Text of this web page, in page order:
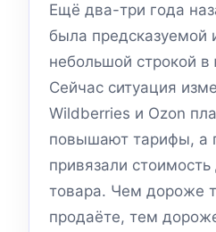
Ещё два-три года
была предсказуемой
небольшой строкой
Сейчас ситуация
Wildberries и Ozon
повышают тарифы, а
привязали
товара. Чем дороже
продаёте, тем